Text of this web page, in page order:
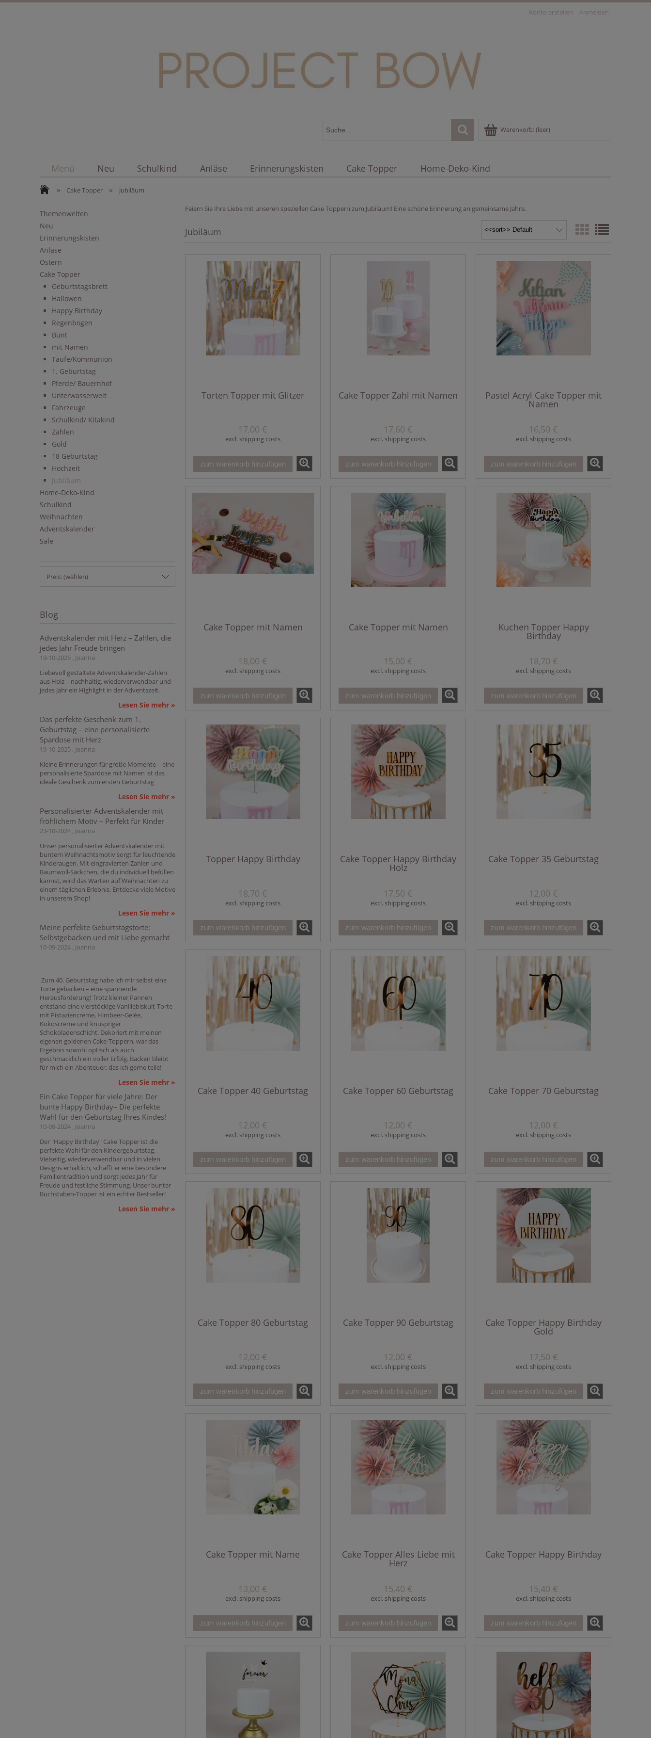
Konto erstellen Anmelden
Warenkorb:(leer)
Menü Neu Schulkind Anläse Erinnerungskisten Cake Topper Home-Deko-Kind
» Cake Topper » Jubiläum
Themenwelten
Neu
Erinnerungskisten
Anläse
Ostern
Cake Topper
Geburtstagsbrett
Hallowen
Happy Birthday
Regenbogen
Bunt
mit Namen
Taufe/Kommunion
1. Geburtstag
Pferde/ Bauernhof
Unterwasserwelt
Fahrzeuge
Schulkind/ Kitakind
Zahlen
Gold
18 Geburtstag
Hochzeit
Jubiläum
Home-Deko-Kind
Schulkind
Weihnachten
Adventskalender
Sale
Preis: (wählen)
Blog
Adventskalender mit Herz – Zahlen, die
jedes Jahr Freude bringen
19-10-2025 , Joanna
Liebevoll gestaltete Adventskalender-Zahlen
aus Holz – nachhaltig, wiederverwendbar und
jedes Jahr ein Highlight in der Adventszeit.
Lesen Sie mehr »
Das perfekte Geschenk zum 1.
Geburtstag – eine personalisierte
Spardose mit Herz
19-10-2025 , Joanna
Kleine Erinnerungen für große Momente – eine
personalisierte Spardose mit Namen ist das
ideale Geschenk zum ersten Geburtstag
Lesen Sie mehr »
Personalisierter Adventskalender mit
fröhlichem Motiv – Perfekt für Kinder
23-10-2024 , Joanna
Unser personalisierter Adventskalender mit
buntem Weihnachtsmotiv sorgt für leuchtende
Kinderaugen. Mit eingravierten Zahlen und
Baumwoll-Säckchen, die du individuell befüllen
kannst, wird das Warten auf Weihnachten zu
einem täglichen Erlebnis. Entdecke viele Motive
in unserem Shop!
Lesen Sie mehr »
Meine perfekte Geburtstagstorte:
Selbstgebacken und mit Liebe gemacht
10-09-2024 , Joanna
Zum 40. Geburtstag habe ich mir selbst eine
Torte gebacken – eine spannende
Herausforderung! Trotz kleiner Pannen
entstand eine vierstöckige Vanillebiskuit-Torte
mit Pistaziencreme, Himbeer-Gelée,
Kokoscreme und knuspriger
Schokoladenschicht. Dekoriert mit meinen
eigenen goldenen Cake-Toppern, war das
Ergebnis sowohl optisch als auch
geschmacklich ein voller Erfolg. Backen bleibt
für mich ein Abenteuer, das ich gerne teile!
Lesen Sie mehr »
Ein Cake Topper für viele Jahre: Der
bunte Happy Birthday– Die perfekte
Wahl für den Geburtstag Ihres Kindes!
10-09-2024 , Joanna
Der "Happy Birthday" Cake Topper ist die
perfekte Wahl für den Kindergeburtstag.
Vielseitig, wiederverwendbar und in vielen
Designs erhältlich, schafft er eine besondere
Familientradition und sorgt jedes Jahr für
Freude und festliche Stimmung. Unser bunter
Buchstaben-Topper ist ein echter Bestseller!
Lesen Sie mehr »
Feiern Sie Ihre Liebe mit unseren speziellen Cake Toppern zum Jubiläum! Eine schöne Erinnerung an gemeinsame Jahre.
Jubiläum
Torten Topper mit Glitzer
17,00 €
excl. shipping costs
zum warenkorb hinzufügen
Cake Topper Zahl mit Namen
17,60 €
excl. shipping costs
zum warenkorb hinzufügen
Pastel Acryl Cake Topper mit
Namen
16,50 €
excl. shipping costs
zum warenkorb hinzufügen
Cake Topper mit Namen
18,00 €
excl. shipping costs
zum warenkorb hinzufügen
Cake Topper mit Namen
15,00 €
excl. shipping costs
zum warenkorb hinzufügen
Kuchen Topper Happy
Birthday
18,70 €
excl. shipping costs
zum warenkorb hinzufügen
Topper Happy Birthday
18,70 €
excl. shipping costs
zum warenkorb hinzufügen
Cake Topper Happy Birthday
Holz
17,50 €
excl. shipping costs
zum warenkorb hinzufügen
Cake Topper 35 Geburtstag
12,00 €
excl. shipping costs
zum warenkorb hinzufügen
Cake Topper 40 Geburtstag
12,00 €
excl. shipping costs
zum warenkorb hinzufügen
Cake Topper 60 Geburtstag
12,00 €
excl. shipping costs
zum warenkorb hinzufügen
Cake Topper 70 Geburtstag
12,00 €
excl. shipping costs
zum warenkorb hinzufügen
Cake Topper 80 Geburtstag
12,00 €
excl. shipping costs
zum warenkorb hinzufügen
Cake Topper 90 Geburtstag
12,00 €
excl. shipping costs
zum warenkorb hinzufügen
Cake Topper Happy Birthday
Gold
17,50 €
excl. shipping costs
zum warenkorb hinzufügen
Cake Topper mit Name
13,00 €
excl. shipping costs
zum warenkorb hinzufügen
Cake Topper Alles Liebe mit
Herz
15,40 €
excl. shipping costs
zum warenkorb hinzufügen
Cake Topper Happy Birthday
15,40 €
excl. shipping costs
zum warenkorb hinzufügen